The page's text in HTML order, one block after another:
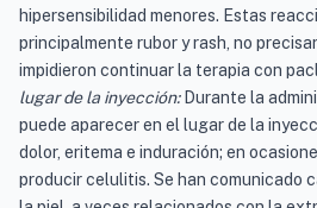
hipersensibilidad menores. Estas
principalmente rubor y rash, no
impidieron continuar la terapia con
lugar de la inyección:Durante la
puede aparecer en el lugar de la
dolor, eritema e induración; en
producir celulitis. Se han comunicado